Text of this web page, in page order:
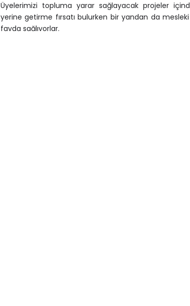
Üyelerimizi topluma yarar sağlayacak projeler
yerine getirme fırsatı bulurken bir yandan da
fayda sağlıyorlar.